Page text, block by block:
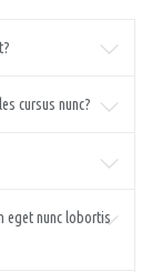
cursus nunc?
eget nunc lobortis